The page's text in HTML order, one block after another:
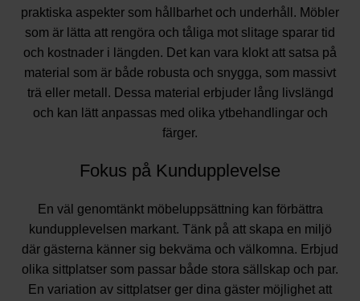
praktiska aspekter som hållbarhet och underhåll. Möbler
som är lätta att rengöra och tåliga mot slitage sparar tid
och kostnader i längden. Det kan vara klokt att satsa på
material som är både robusta och snygga, som massivt
trä eller metall. Dessa material erbjuder lång livslängd
och kan lätt anpassas med olika ytbehandlingar och
färger.
Fokus på Kundupplevelse
En väl genomtänkt möbeluppsättning kan förbättra
kundupplevelsen markant. Tänk på att skapa en miljö
där gästerna känner sig bekväma och välkomna. Erbjud
olika sittplatser som passar både stora sällskap och par.
En variation av sittplatser ger dina gäster möjlighet att